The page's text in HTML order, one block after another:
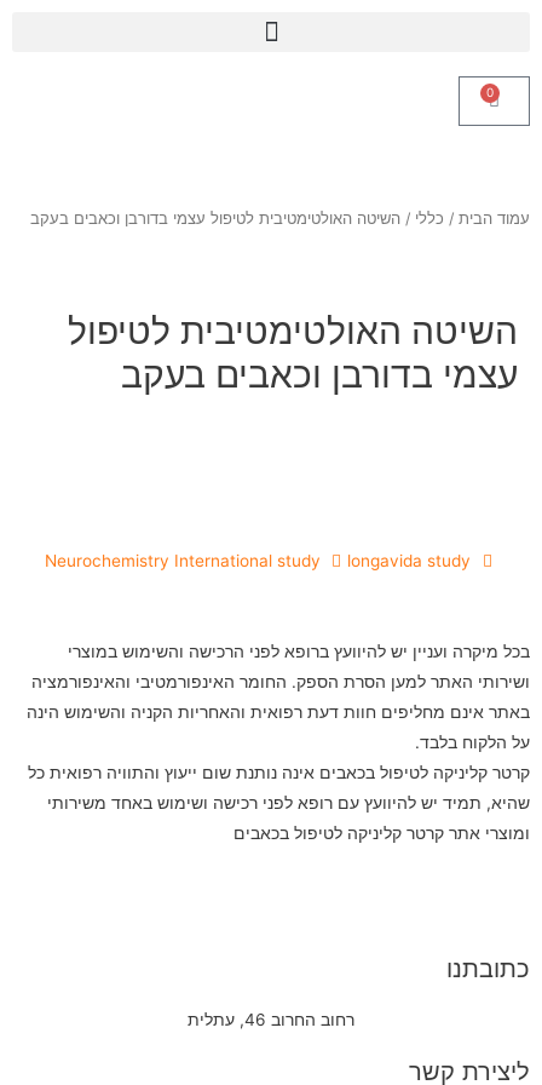
0
עמוד הבית / כללי / השיטה האולטימטיבית לטיפול עצמי בדורבן וכאבים בעקב
השיטה האולטימטיבית לטיפול
עצמי בדורבן וכאבים בעקב
longavida study
Neurochemistry International study
בכל מיקרה ועניין יש להיוועץ ברופא לפני הרכישה והשימוש במוצרי
ושירותי האתר למען הסרת הספק. החומר האינפורמטיבי והאינפורמציה
באתר אינם מחליפים חוות דעת רפואית והאחריות הקניה והשימוש הינה
על הלקוח בלבד.
קרטר קליניקה לטיפול בכאבים אינה נותנת שום ייעוץ והתוויה רפואית כל
שהיא, תמיד יש להיוועץ עם רופא לפני רכישה ושימוש באחד משירותי
ומוצרי אתר קרטר קליניקה לטיפול בכאבים
כתובתנו
רחוב החרוב 46, עתלית
ליצירת קשר